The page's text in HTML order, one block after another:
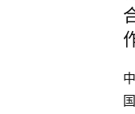
中
国